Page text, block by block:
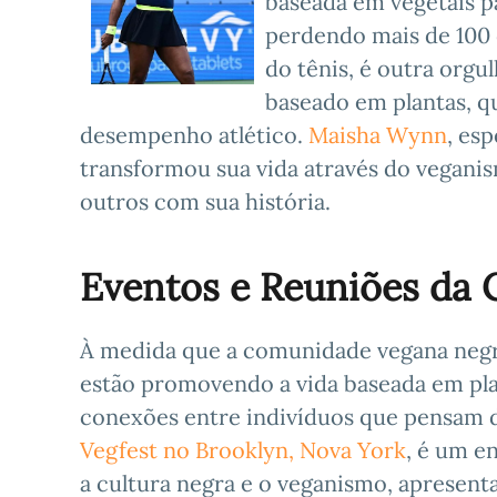
perdendo mais de
do tênis, é outra
baseado em plantas,
desempenho atlético. Maisha Wynn,
transformou sua vida através do
outros com sua história.
Eventos e Reuniões da
À medida que a comunidade vegana
estão promovendo a vida baseada em
conexões entre indivíduos que pensam
Vegfest no Brooklyn, Nova York, é um
a cultura negra e o veganismo,